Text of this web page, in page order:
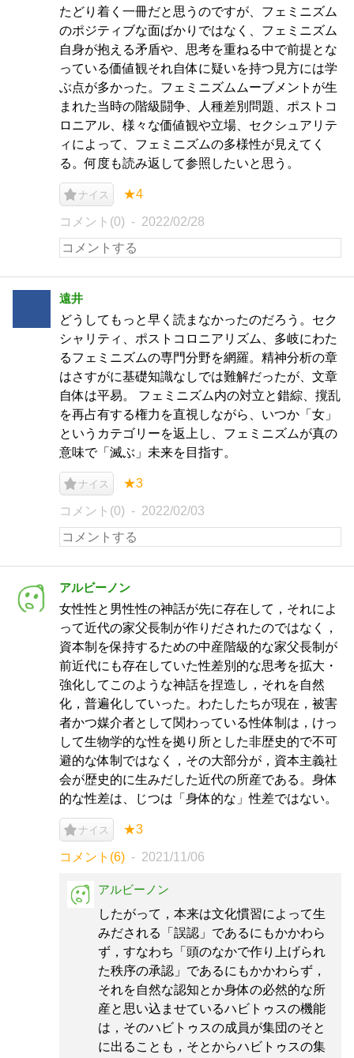
たどり着く一冊だと思うのですが、フェミニズム
のポジティブな面ばかりではなく、フェミニズム
自身が抱える矛盾や、思考を重ねる中で前提とな
っている価値観それ自体に疑いを持つ見方には学
ぶ点が多かった。フェミニズムムーブメントが生
まれた当時の階級闘争、人種差別問題、ポストコ
ロニアル、様々な価値観や立場、セクシュアリテ
ィによって、フェミニズムの多様性が見えてく
る。何度も読み返して参照したいと思う。
ナイス ★4
コメント(0) 2022/02/28
遠井
どうしてもっと早く読まなかったのだろう。セク
シャリティ、ポストコロニアリズム、多岐にわた
るフェミニズムの専門分野を網羅。精神分析の章
はさすがに基礎知識なしでは難解だったが、文章
自体は平易。 フェミニズム内の対立と錯綜、撹乱
を再占有する権力を直視しながら、いつか「女」
というカテゴリーを返上し、フェミニズムが真の
意味で「滅ぶ」未来を目指す。
ナイス ★3
コメント(0) 2022/02/03
アルビーノン
女性性と男性性の神話が先に存在して，それによ
って近代の家父長制が作りだされたのではなく，
資本制を保持するための中産階級的な家父長制が
前近代にも存在していた性差別的な思考を拡大・
強化してこのような神話を捏造し，それを自然
化，普遍化していった。わたしたちが現在，被害
者かつ媒介者として関わっている性体制は，けっ
して生物学的な性を拠り所とした非歴史的で不可
避的な体制ではなく，その大部分が，資本主義社
会が歴史的に生みだした近代の所産である。身体
的な性差は、じつは「身体的な」性差ではない。
ナイス ★3
コメント(6) 2021/11/06
アルビーノン
したがって，本来は文化慣習によって生
みだされる「誤認」であるにもかかわら
ず，すなわち「頭のなかで作り上げられ
た秩序の承認」であるにもかかわらず，
それを自然な認知とか身体の必然的な所
産と思い込ませているハビトゥスの機能
は，そのハビトゥスの成員が集団のそと
に出ることも，そとからハビトゥスの集